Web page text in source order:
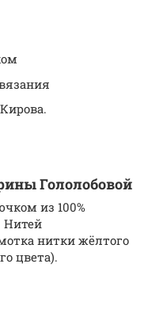
Гололобовой
из 100%
Нитей
нитки жёлтого
цвета).